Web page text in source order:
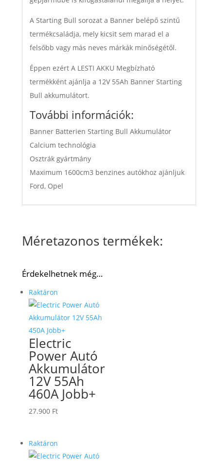
A Starting Bull sorozat a Banner belépő szintű
termékcsaládja, mely kicsit sem marad el a
felsőbb vagy más neves márkák minőségétől.
Éppen ezért A LESTI AKKU Megbízható
termékként ajánlja a 12V 55Ah Banner Starting
Bull akkumulátort.
További információk:
Banner Batterien Starting Bull Akkumulátor
Calcium technológia
Osztrák gyártmány
Maximum 1600cm3 benzines autókhoz ajánljuk
Ford, Opel
Méretazonos termékek:
Érdekelhetnek még…
Raktáron
Electric
Power Autó
Akkumulátor
12V 55Ah
460A Jobb+
27.900 Ft
Raktáron